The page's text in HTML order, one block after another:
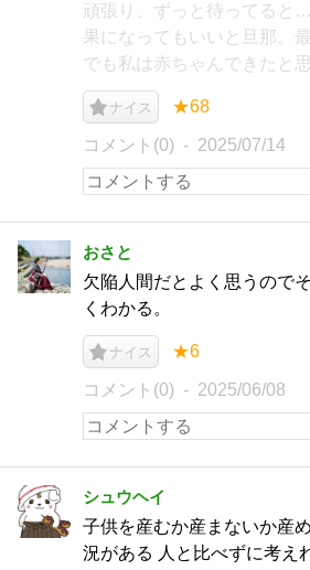
頑張り、ずっと待ってると
果になってもいいと旦那。
でも私は赤ちゃんできたと思
ナイス ★68
コメント(0) 2025/07/14
おさと
欠陥人間だとよく思うので
くわかる。
ナイス ★6
コメント(0) 2025/06/08
シュウヘイ
子供を産むか産まないか産
況がある 人と比べずに考え